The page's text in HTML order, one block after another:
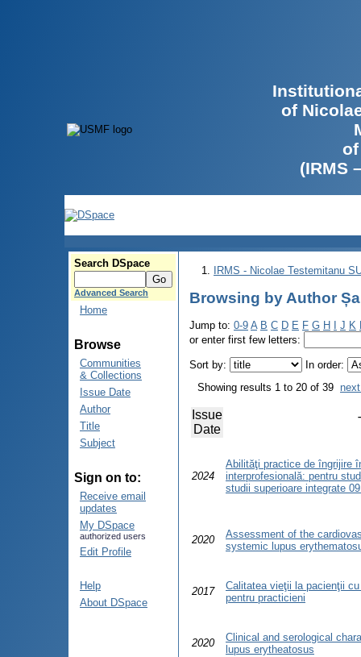
of
(IRMS
Search DSpace
Advanced Search
Home
Browse
Communities
& Collections
Issue Date
Author
Title
Subject
Sign on to:
Receive email
updates
My DSpace
authorized users
Edit Profile
Help
About DSpace
IRMS - Nicolae Testemitanu
Browsing by Author
Jump to: 0-9 A B C D E F G H J K
or enter first few letters:
Sort by:
In order:
Showing results 1 to 20 of 39
Issue
Date
2024
Abilităţi practice de îngrijire
interprofesională: pentru
studii superioare integrate
2020
Assessment of the
systemic lupus
2017
Calitatea vieţii la pacienţii
pentru practicieni
2020
Clinical and serological
lupus erytheatosus